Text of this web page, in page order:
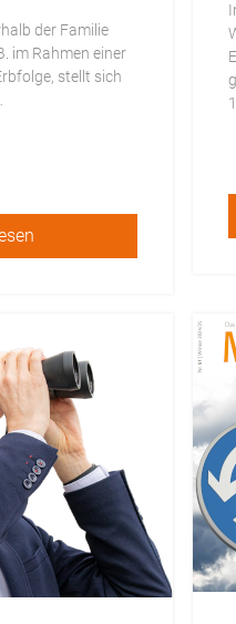
der Familie
im Rahmen einer
stellt sich